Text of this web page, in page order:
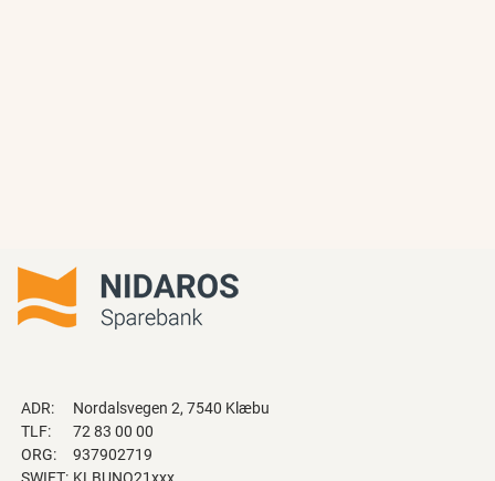
ADR:
Nordalsvegen 2, 7540 Klæbu
TLF:
72 83 00 00
ORG:
937902719